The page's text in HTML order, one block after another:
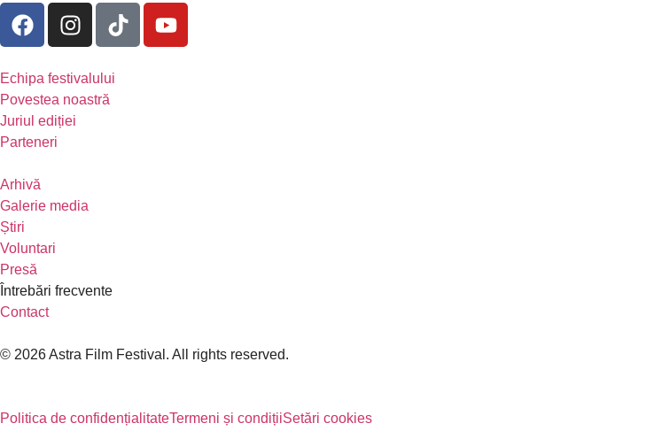
Echipa festivalului
Povestea noastră
Juriul ediției
Parteneri
Arhivă
Galerie media
Știri
Voluntari
Presă
Întrebări frecvente
Contact
© 2026 Astra Film Festival. All rights reserved.
Politica de confidențialitateTermeni și condițiiSetări cookies